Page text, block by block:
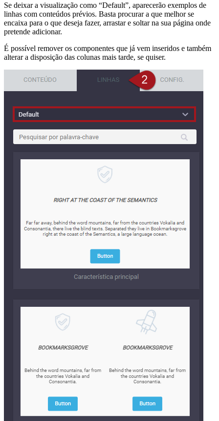
Se deixar a visualização como “Default”, aparecerão exemplos de
linhas com conteúdos prévios. Basta procurar a que melhor se
encaixa para o que deseja fazer, arrastar e soltar na sua página onde
pretende adicionar.
É possível remover os componentes que já vem inseridos e também
alterar a disposição das colunas mais tarde, se quiser.